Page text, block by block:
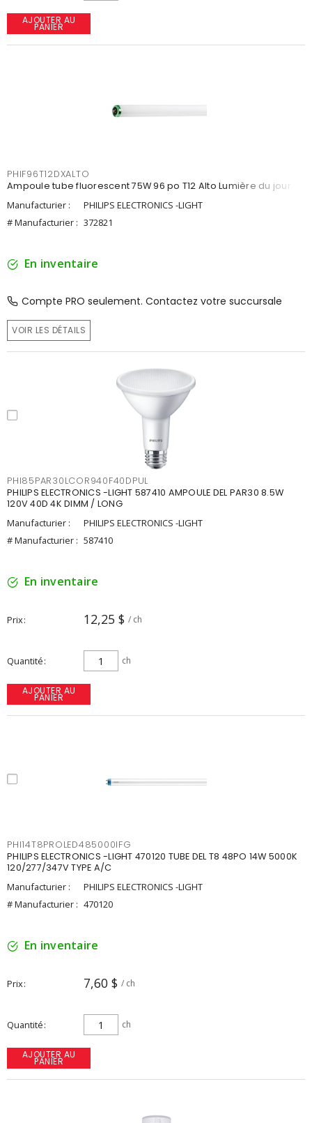
AJOUTER AU
PANIER
PHIF96T12DXALTO
Ampoule tube fluorescent 75W 96 po T12 Alto Lumière du jour
Manufacturier :
PHILIPS ELECTRONICS -LIGHT
# Manufacturier : 372821
En inventaire
Compte PRO seulement. Contactez votre succursale
VOIR LES DÉTAILS
PHI85PAR30LCOR940F40DPUL
PHILIPS ELECTRONICS -LIGHT 587410 AMPOULE DEL PAR30 8.5W
120V 40D 4K DIMM / LONG
Manufacturier :
PHILIPS ELECTRONICS -LIGHT
# Manufacturier : 587410
En inventaire
Prix 12,25 $ / ch
Quantité ch
AJOUTER AU
PANIER
PHI14T8PROLED485000IFG
PHILIPS ELECTRONICS -LIGHT 470120 TUBE DEL T8 48PO 14W 5000K
120/277/347V TYPE A/C
Manufacturier :
PHILIPS ELECTRONICS -LIGHT
# Manufacturier : 470120
En inventaire
Prix 7,60 $ / ch
Quantité ch
AJOUTER AU
PANIER